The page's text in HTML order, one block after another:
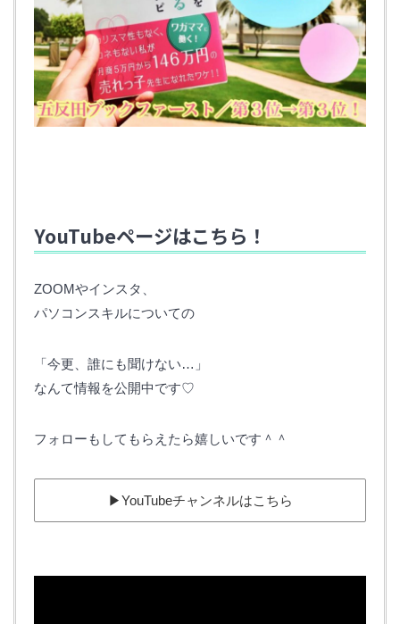
YouTubeページはこちら！
ZOOMやインスタ、
パソコンスキルについての
「今更、誰にも聞けない…」
なんて情報を公開中です♡
フォローもしてもらえたら嬉しいです＾＾
▶︎YouTubeチャンネルはこちら